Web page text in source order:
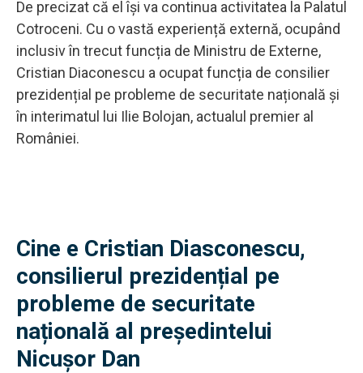
De precizat că el își va continua activitatea la Palatul
Cotroceni. Cu o vastă experiență externă, ocupând
inclusiv în trecut funcția de Ministru de Externe,
Cristian Diaconescu a ocupat funcția de consilier
prezidențial pe probleme de securitate națională și
în interimatul lui Ilie Bolojan, actualul premier al
României.
Cine e Cristian Diasconescu,
consilierul prezidențial pe
probleme de securitate
națională al președintelui
Nicușor Dan